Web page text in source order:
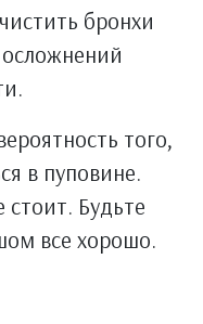
бронхи
того,
в пуповине.
стоит. Будьте
все хорошо.